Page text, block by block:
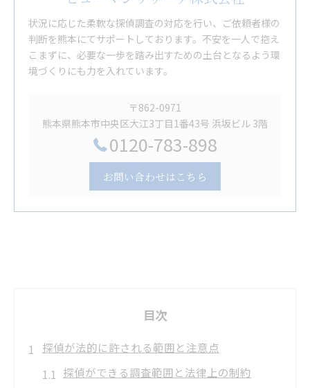
状況に応じた柔軟な探偵調査の対応を行い、ご依頼者様の
判断を熊本にてサポートしております。不安を一人で抱え
こまずに、必要な一歩を踏み出すための土台となるよう環
境づくりにも力を入れています。
〒862-0971
熊本県熊本市中央区大江3丁目1番43号 浜坂ビル 3階
0120-783-898
お問い合わせはこちら
目次
探偵が法的に許される範囲と注意点
探偵ができる調査範囲と法律上の制約